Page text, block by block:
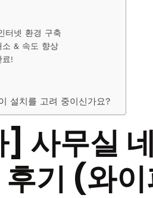
터넷 환경 구축
& 속도 향상
료!
설치를 고려 중이신가요?
사무실
기 (와